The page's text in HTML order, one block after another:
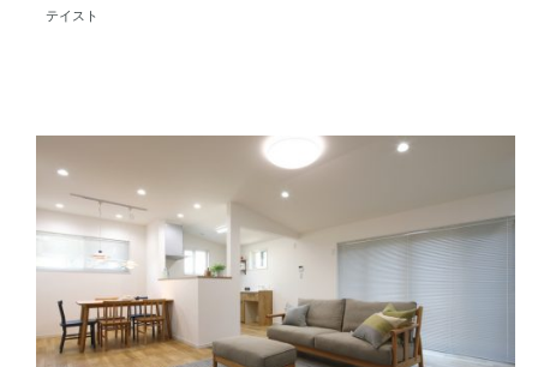
テイスト